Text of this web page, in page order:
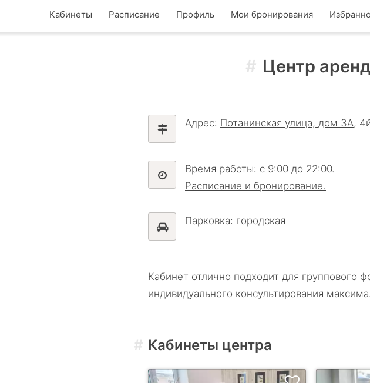
Кабинеты Расписание Профиль Мои бронирования
Центр
Адрес: Потанинская улица, дом 3А,
Время работы: с 9:00 до 22:00.
Расписание и бронирование.
Парковка: городская
Кабинет отлично подходит для группового
индивидуального консультирования
Кабинеты центра